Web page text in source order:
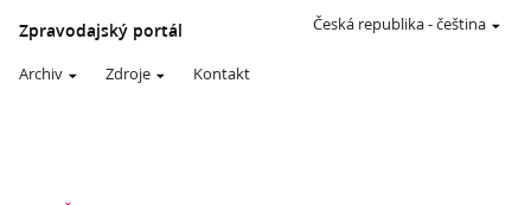
Zpravodajský portál
Archiv Zdroje Kontakt
Česká republika-čeština